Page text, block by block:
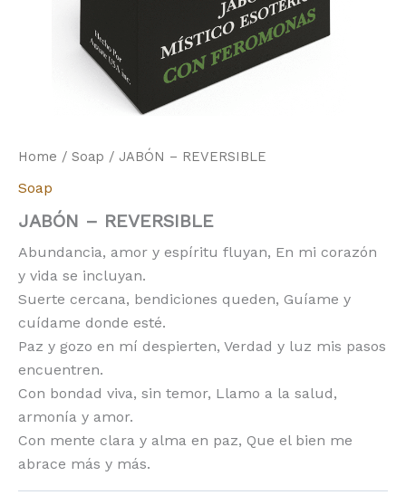
Home / Soap / JABÓN – REVERSIBLE
Soap
JABÓN – REVERSIBLE
Abundancia, amor y espíritu fluyan, En mi corazón
y vida se incluyan.
Suerte cercana, bendiciones queden, Guíame y
cuídame donde esté.
Paz y gozo en mí despierten, Verdad y luz mis pasos
encuentren.
Con bondad viva, sin temor, Llamo a la salud,
armonía y amor.
Con mente clara y alma en paz, Que el bien me
abrace más y más.